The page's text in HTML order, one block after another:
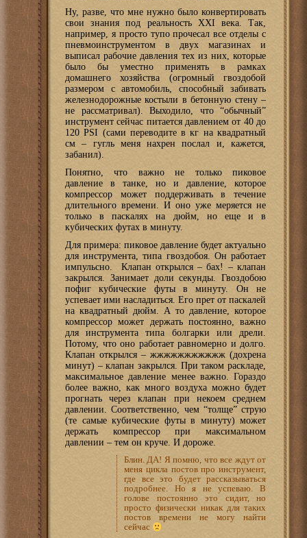
Ну, разве, что мне нужно было конвертировать
свои знания под реальность XXI века. Так,
например, я просто тупо прочесал все отделы с
пневмоинструментом в двух магазинах и
выписал рабочие давления тех из них, которые
было бы уместно применять в рамках
домашнего хозяйства (огромный гвоздобой
размером с автомобиль, способный забивать
железнодорожные костыли в бетонную стену –
не рассматривал). Выходило, что “обычный”
инструмент сейчас питается давлением от 40 до
120 PSI (сами переводите в кг на квадратный
см – гугль меня нахрен послал и, кажется,
забанил).
Понятно, что важно не только пиковое
давление в танке, но и давление, которое
компрессор может поддерживать в течение
длительного времени. И оно уже меряется не
только в паскалях на дюйм, но еще и в
кубических футах в минуту.
Для примера: пиковое давление будет актуально
для инструмента, типа гвоздобоя. Он работает
импульсно. Клапан открылся – бах! – клапан
закрылся. Занимает доли секунды. Гвоздобою
пофиг кубические футы в минуту. Он не
успевает ими насладиться. Его прет от паскалей
на квадратный дюйм. А то давление, которое
компрессор может держать постоянно, важно
для инструмента типа болгарки или дрели.
Потому, что оно работает равномерно и долго.
Клапан открылся – жжжжжжжжжжж (дохрена
минут) – клапан закрылся. При таком раскладе,
максимальное давление менее важно. Гораздо
более важно, как много воздуха можно будет
прогнать через клапан при некоем среднем
давлении. Соответственно, чем “толще” струю
(те самые кубические футы в минуту) может
держать компрессор при максимальном
давлении – тем он круче. И дороже.
Блин. ДА! Я помню, что все ждут от
меня цикла постов про инструмент,
где все это будет рассказываться
подробнее. Но я не успеваю. В
голове постоянно это сидит, но
просто физически никак для таких
постов времени не могу найти
сейчас